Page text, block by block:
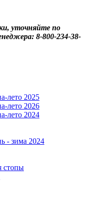
уточняйте по
8-800-234-38-
лето 2025
лето 2026
лето 2024
- зима 2024
стопы